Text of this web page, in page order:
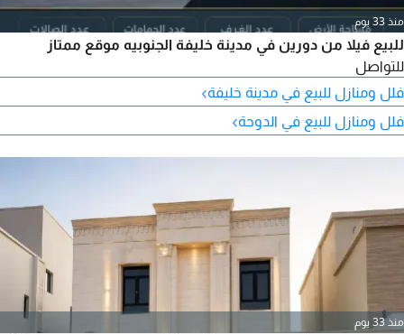
منذ 33 يوم
للبيع فيلا من دورين في مدينة خليفة الجنوبيه موقع ممتاز
للتواصل
فلل ومنازل للبيع في مدينة خليفة›
فلل ومنازل للبيع في الدوحة›
منذ 33 يوم